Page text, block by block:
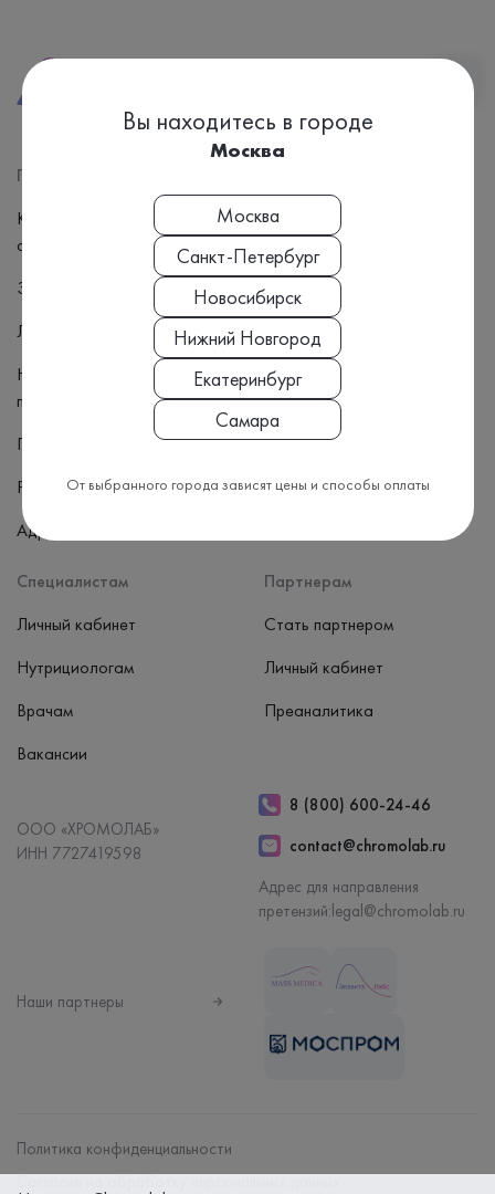
Вы находитесь в городе
Москва
Москва
Санкт-Петербург
Новосибирск
Нижний Новгород
Екатеринбург
Самара
От выбранного города зависят цены и способы оплаты
Пациентам
Как подготовиться к сдаче
анализов
Задать вопрос специалисту
Личный кабинет пациента
Налоговый вычет для
пациентов
Приём врачей
Результаты анализов
Адреса
Специалистам
Личный кабинет
Нутрициологам
Врачам
Вакансии
Партнерам
Стать партнером
Личный кабинет
Преаналитика
Новости
О лаборатории
Партнеры
Карьера
Лицензии и сертификаты
Оборудование
ООО «ХРОМОЛАБ»
ИНН 7727419598
8 (800) 600-24-46
contact@chromolab.ru
Адрес для направления
претензий:legal@chromolab.ru
Наши партнеры
Политика конфиденциальности
Согласие на обработку персональных данных